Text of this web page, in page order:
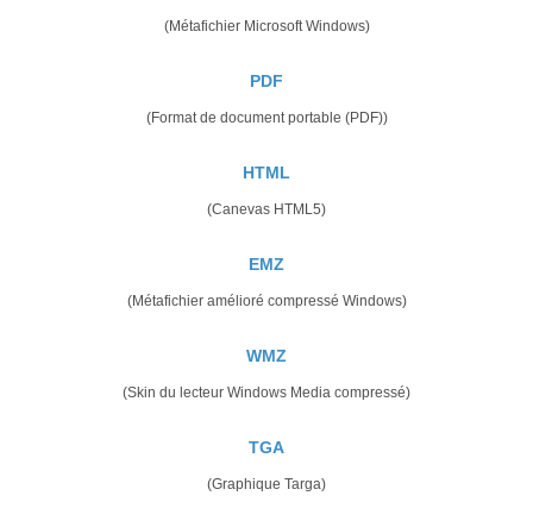
(Métafichier Microsoft Windows)
PDF
(Format de document portable (PDF))
HTML
(Canevas HTML5)
EMZ
(Métafichier amélioré compressé Windows)
WMZ
(Skin du lecteur Windows Media compressé)
TGA
(Graphique Targa)